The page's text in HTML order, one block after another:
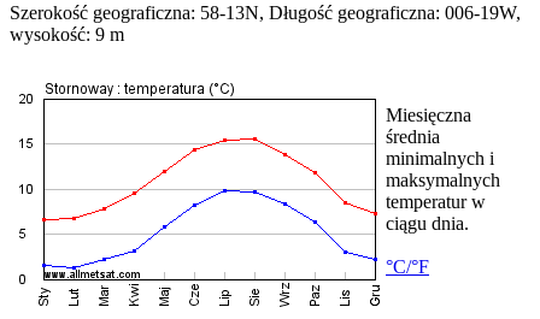
Szerokość geograficzna: 58-13N, Długość geograficzna: 006-19W,
wysokość: 9 m
Miesięczna
średnia
minimalnych i
maksymalnych
temperatur w
ciągu dnia.
°C/°F